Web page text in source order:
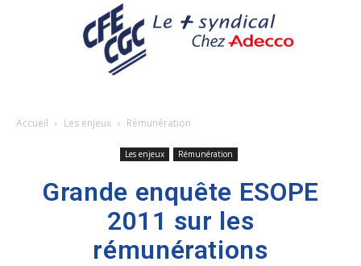
Accueil Les enjeux Rémunération
Les enjeux Rémunération
Grande enquête ESOPE
2011 sur les
rémunérations